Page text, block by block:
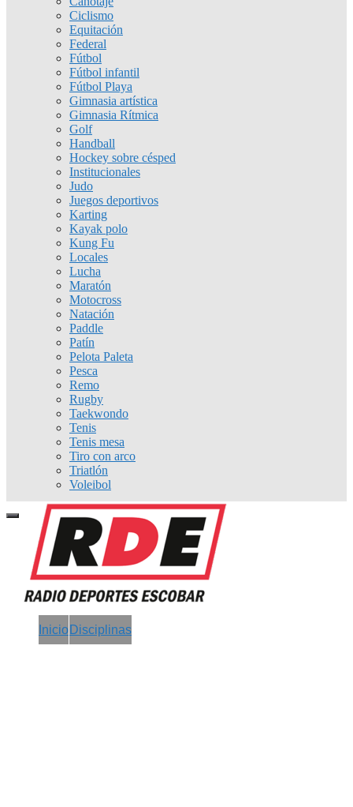
Ciclismo
Equitación
Federal
Fútbol
Fútbol infantil
Fútbol Playa
Gimnasia artística
Gimnasia Rítmica
Golf
Handball
Hockey sobre césped
Institucionales
Judo
Juegos deportivos
Karting
Kayak polo
Kung Fu
Locales
Lucha
Maratón
Motocross
Natación
Paddle
Patín
Pelota Paleta
Pesca
Remo
Rugby
Taekwondo
Tenis
Tenis mesa
Tiro con arco
Triatlón
Voleibol
Inicio Disciplinas